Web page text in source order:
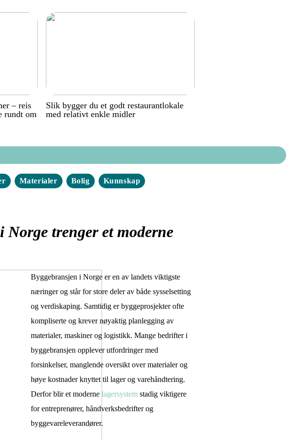
– reis
rundt om
Slik bygger du et godt restaurantlokale
med relativt enkle midler
Materialer Bolig Kunnskap
trenger et moderne
Byggebransjen i Norge er en av landets viktigste
næringer og står for store deler av både sysselsetting
og verdiskaping. Samtidig er byggeprosjekter ofte
kompliserte og krever nøyaktig planlegging av
materialer, maskiner og logistikk. Mange bedrifter i
byggebransjen opplever utfordringer med
forsinkelser, manglende oversikt over materialer og
høye kostnader knyttet til lager og varehåndtering.
Derfor blir et moderne lagersystemstadig viktigere
for entreprenører, håndverksbedrifter og
byggevareleverandører.